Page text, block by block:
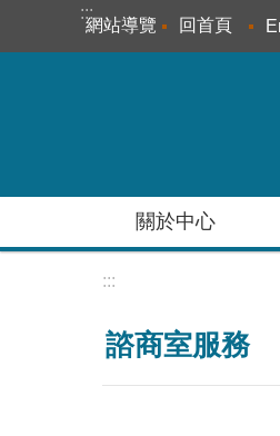
跳到主要內容區塊
:::
網站導覽 回首頁
關於中心
:::
諮商室服務